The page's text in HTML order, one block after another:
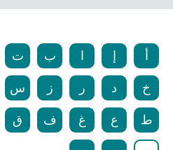
ب ت
خ د ر ز س
ط ع غ ف ق